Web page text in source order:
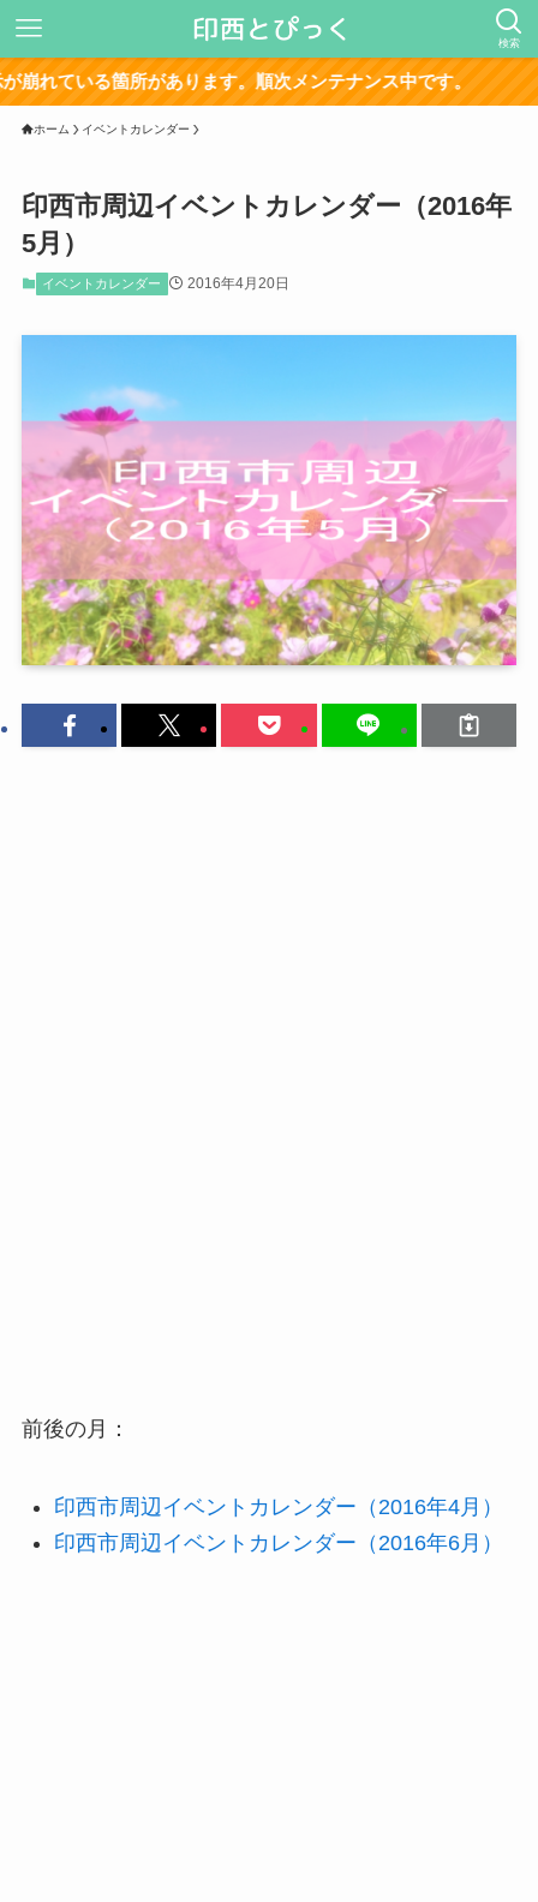
検索
所があります。順次メンテナンス中です。
ホーム イベントカレンダー
印西市周辺イベントカレンダー（2016年
5月）
イベントカレンダー 2016年4月20日
前後の月：
印西市周辺イベントカレンダー（2016年4月）
印西市周辺イベントカレンダー（2016年6月）